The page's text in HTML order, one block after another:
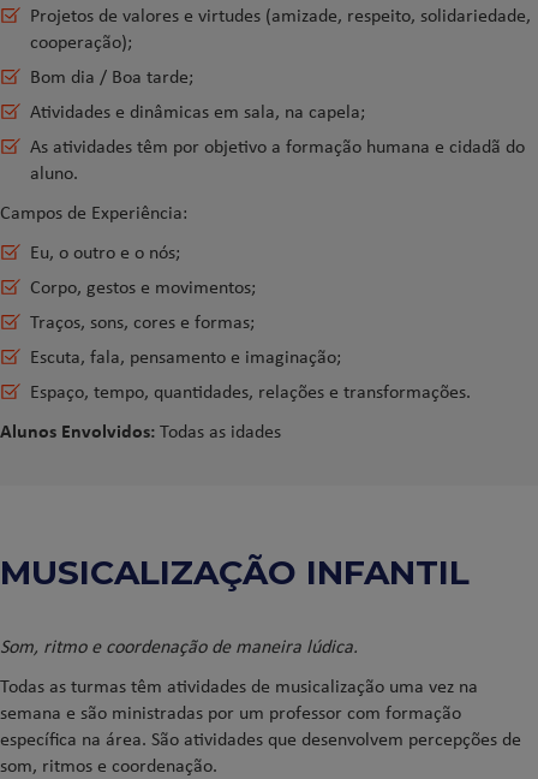
Projetos de valores e virtudes (amizade, respeito, solidariedade,
cooperação);
Bom dia / Boa tarde;
Atividades e dinâmicas em sala, na capela;
As atividades têm por objetivo a formação humana e cidadã do
aluno.
Campos de Experiência:
Eu, o outro e o nós;
Corpo, gestos e movimentos;
Traços, sons, cores e formas;
Escuta, fala, pensamento e imaginação;
Espaço, tempo, quantidades, relações e transformações.
Alunos Envolvidos:Todas as idades
MUSICALIZAÇÃO INFANTIL
Som, ritmo e coordenação de maneira lúdica.
Todas as turmas têm atividades de musicalização uma vez na
semana e são ministradas por um professor com formação
específica na área. São atividades que desenvolvem percepções de
som, ritmos e coordenação.